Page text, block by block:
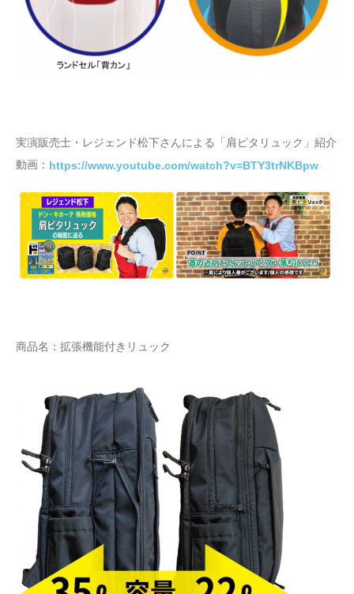
実演販売士・レジェンド松下さんによる「肩ピタリュック」紹介
動画： https://www.youtube.com/watch?v=BTY3trNKBpw
商品名：拡張機能付きリュック